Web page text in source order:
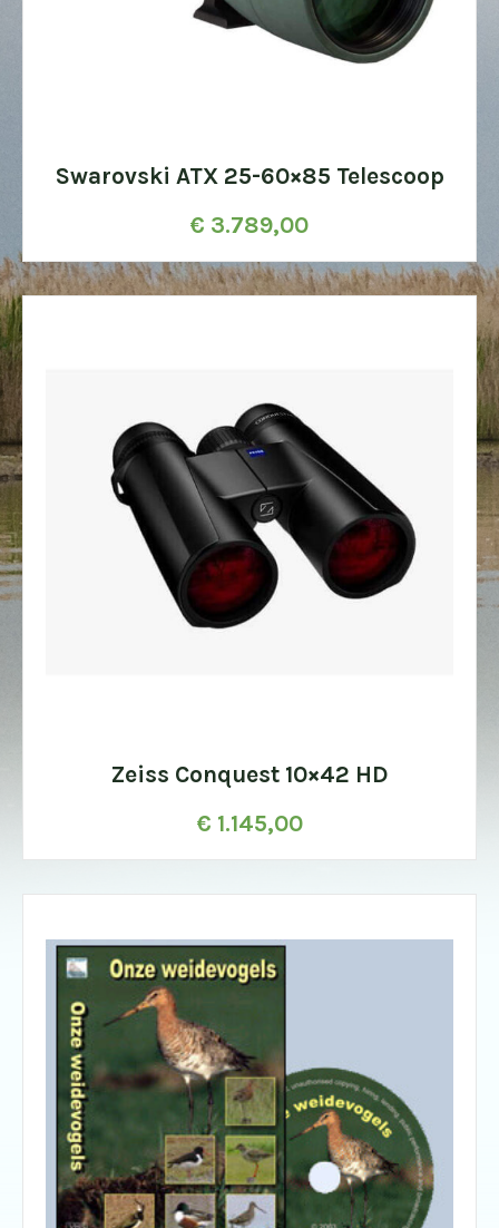
Swarovski ATX 25-60×85 Telescoop
€ 3.789,00
Zeiss Conquest 10×42 HD
€ 1.145,00